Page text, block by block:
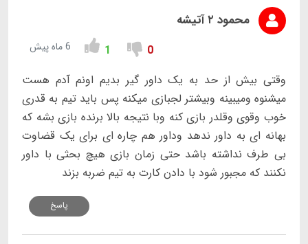
محمود ۲ آتیشه
0
1 6 ماه پیش
وقتی بیش از حد به یک داور گیر بدیم اونم آدم هست
میشنوه ومیبینه وبیشتر لجبازی میکنه پس باید تیم به قدری
خوب وقوی وقلدر بازی کنه وبا نتیجه بالا برنده بازی بشه که
بهانه ای به داور ندهد وداور هم چاره ای برای یک قضاوت
بی طرف نداشته باشد حتی زمان بازی هیچ بحثی با داور
نکنند که مجبور شود با دادن کارت به تیم ضربه بزند
پاسخ